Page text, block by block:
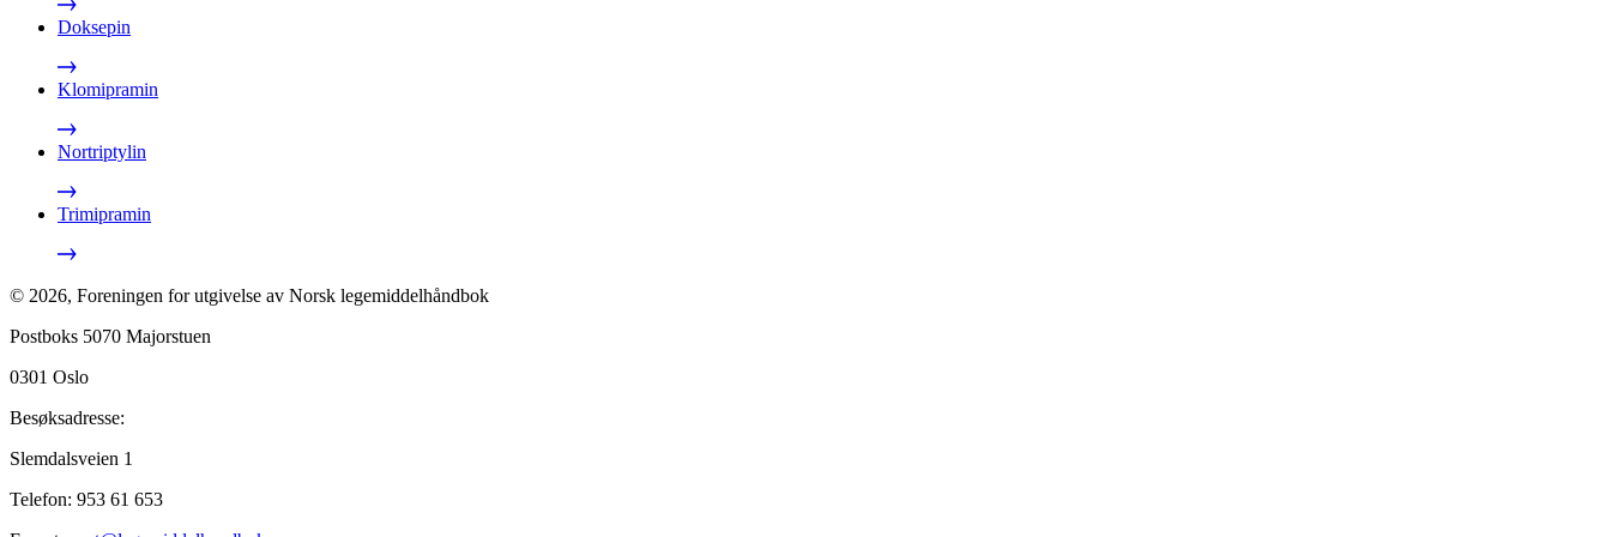
Doksepin
Klomipramin
Nortriptylin
Trimipramin
© 2026, Foreningen for utgivelse av Norsk legemiddelhåndbok
Postboks 5070 Majorstuen
0301 Oslo
Besøksadresse:
Slemdalsveien 1
Telefon: 953 61 653